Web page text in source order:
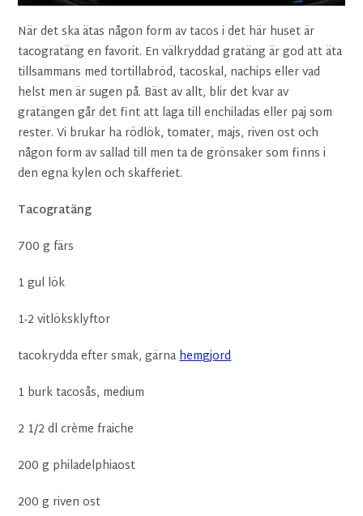
När det ska ätas någon form av tacos i det här huset är
tacogratäng en favorit. En välkryddad gratäng är god att äta
tillsammans med tortillabröd, tacoskal, nachips eller vad
helst men är sugen på. Bäst av allt, blir det kvar av
gratängen går det fint att laga till enchiladas eller paj som
rester. Vi brukar ha rödlök, tomater, majs, riven ost och
någon form av sallad till men ta de grönsaker som finns i
den egna kylen och skafferiet.
Tacogratäng
700 g färs
1 gul lök
1-2 vitlöksklyftor
tacokrydda efter smak, gärnahemgjord
1 burk tacosås, medium
2 1/2 dl crème fraiche
200 g philadelphiaost
200 g riven ost